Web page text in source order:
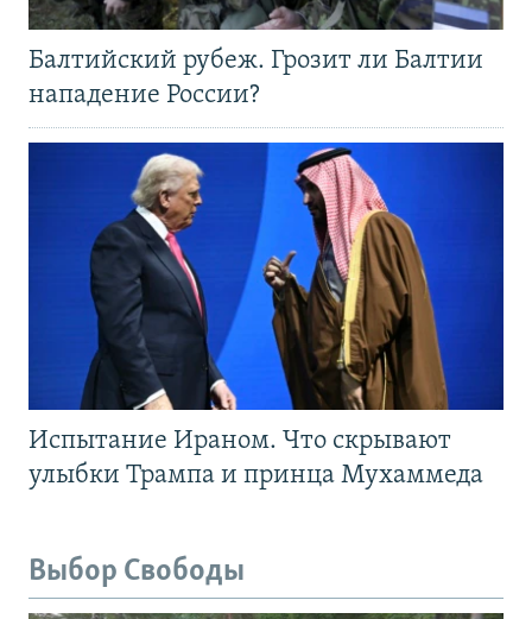
Балтийский рубеж. Грозит ли Балтии
нападение России?
Испытание Ираном. Что скрывают
улыбки Трампа и принца Мухаммеда
Выбор Свободы